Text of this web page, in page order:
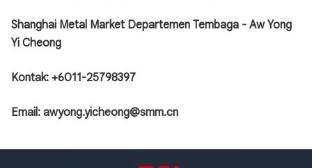
Shanghai Metal Market Departemen Tembaga - Aw Yong
Yi Cheong
Kontak: +6011-25798397
Email: awyong.yicheong@smm.cn